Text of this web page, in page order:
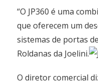
“O JP360 é uma
que oferecem um
sistemas de portas
Roldanas da Joelini.
O diretor comercial